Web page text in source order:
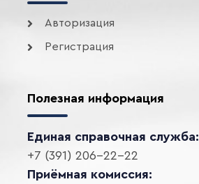
Авторизация
Регистрация
Полезная информация
Единая справочная служба:
+7 (391) 206-22-22
Приёмная комиссия: